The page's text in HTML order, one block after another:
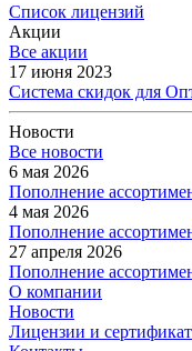
Список лицензий
Акции
Все акции
17 июня 2023
Система скидок для
Новости
Все новости
6 мая 2026
Пополнение
4 мая 2026
Пополнение
27 апреля 2026
Пополнение
О компании
Новости
Лицензии и